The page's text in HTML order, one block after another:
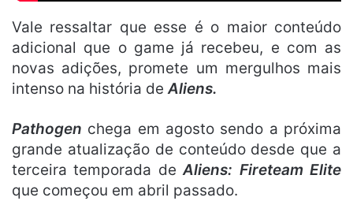
Vale ressaltar que esse é o maior conteúdo
adicional que o game já recebeu, e com as
novas adições, promete um mergulhos mais
intenso na história deAliens.
Pathogen chega em agosto sendo a próxima
grande atualização de conteúdo desde que a
terceira temporada deAliens: Fireteam Elite
que começou em abril passado.